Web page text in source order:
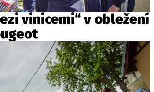
vinicemi“ v obležení